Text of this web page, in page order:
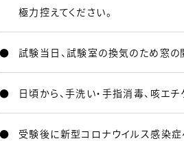
極力控えてください。
試験当日、試験室の換気のため窓の
日頃から、手洗い・手指消毒、咳エ
受験後に新型コロナウイルス感染症